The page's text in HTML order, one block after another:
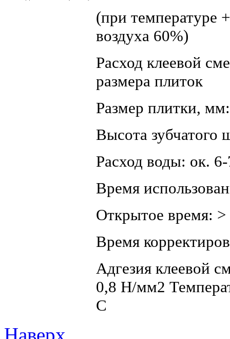
(при температуре
воздуха 60%)
Расход клеевой
размера плиток
Размер плитки,
Высота зубчатого
Расход воды: ок.
Время
Открытое время:
Время
Адгезия клеевой
0,8 Н/мм2
С
Наверх